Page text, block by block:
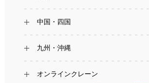
中国・四国
九州・沖縄
オンラインクレーン